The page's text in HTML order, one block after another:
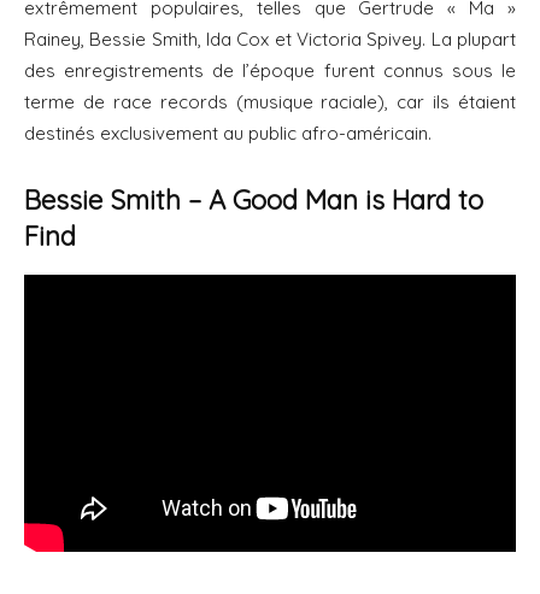
extrêmement populaires, telles que Gertrude « Ma »
Rainey, Bessie Smith, Ida Cox et Victoria Spivey. La plupart
des enregistrements de l’époque furent connus sous le
terme de race records (musique raciale), car ils étaient
destinés exclusivement au public afro-américain.
Bessie Smith – A Good Man is Hard to
Find